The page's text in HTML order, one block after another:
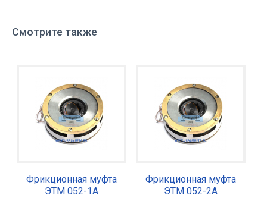
Смотрите также
Фрикционная муфта
ЭТМ 052-1А
Фрикционная муфта
ЭТМ 052-2А